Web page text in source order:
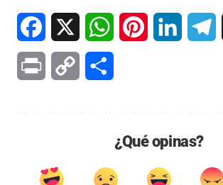
Facebook WhatsAppPinterest LinkedIn
Print Copy
¿Qué opinas?